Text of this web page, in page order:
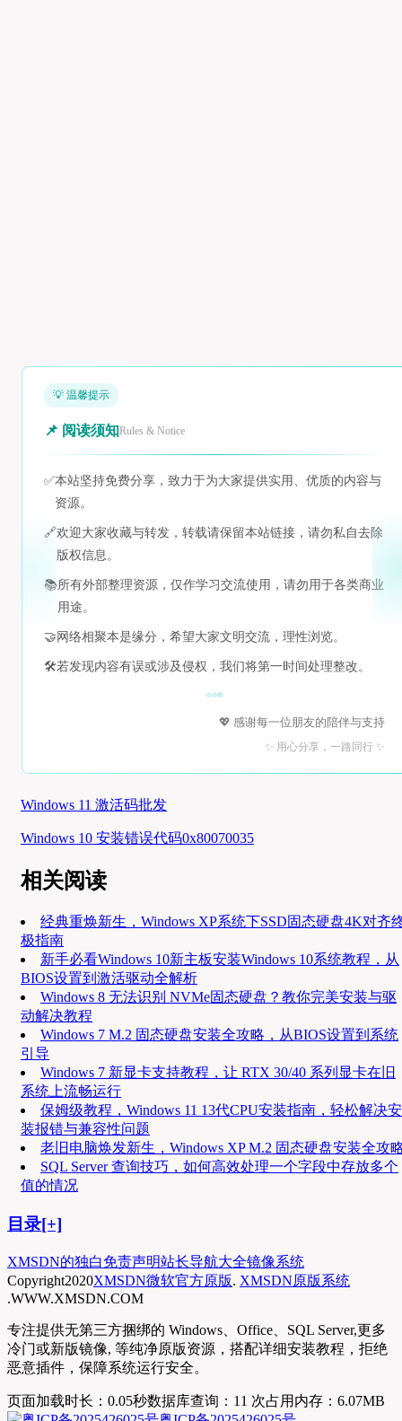
💡 温馨提示
📌 阅读须知Rules & Notice
✅本站坚持免费分享，致力于为大家提供实用、优质的内容与
资源。
🔗欢迎大家收藏与转发，转载请保留本站链接，请勿私自去除
版权信息。
📚所有外部整理资源，仅作学习交流使用，请勿用于各类商业
用途。
🤝 网络相聚本是缘分，希望大家文明交流，理性浏览。
🛠️若发现内容有误或涉及侵权，我们将第一时间处理整改。
💖 感谢每一位朋友的陪伴与支持
✨ 用心分享，一路同行 ✨
Windows 11 激活码批发
Windows 10 安装错误代码0x80070035
相关阅读
经典重焕新生，Windows XP系统下SSD固态硬盘4K对齐
极指南
新手必看Windows 10新主板安装Windows 10系统教程，从
BIOS设置到激活驱动全解析
Windows 8 无法识别 NVMe固态硬盘？教你完美安装与驱
动解决教程
Windows 7 M.2 固态硬盘安装全攻略，从BIOS设置到系统
引导
Windows 7 新显卡支持教程，让 RTX 30/40 系列显卡在旧
系统上流畅运行
保姆级教程，Windows 11 13代CPU安装指南，轻松解决安
装报错与兼容性问题
老旧电脑焕发新生，Windows XP M.2 固态硬盘安装全攻
SQL Server 查询技巧，如何高效处理一个字段中存放多个
值的情况
目录[+]
XMSDN的独白免责声明站长导航大全镜像系统
Copyright2020XMSDN微软官方原版. XMSDN原版系统
.WWW.XMSDN.COM
专注提供无第三方捆绑的 Windows、Office、SQL Server,更多
冷门或新版镜像, 等纯净原版资源，搭配详细安装教程，拒绝
恶意插件，保障系统运行安全。
页面加载时长：0.05秒数据库查询：11 次占用内存：6.07MB